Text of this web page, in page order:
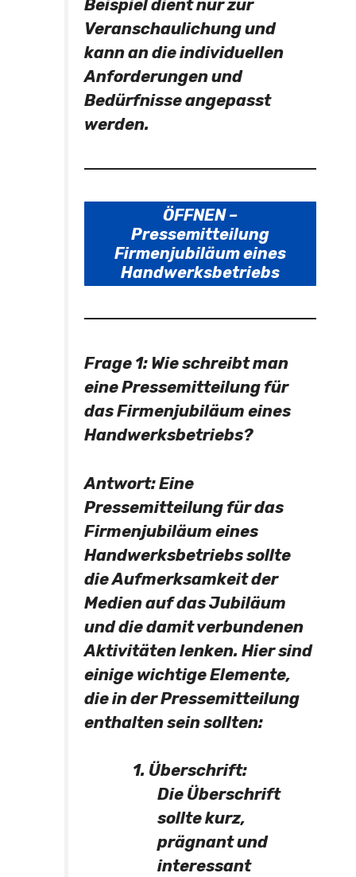
Beispiel dient nur zur
Veranschaulichung und
kann an die individuellen
Anforderungen und
Bedürfnisse angepasst
werden.
ÖFFNEN –
Pressemitteilung
Firmenjubiläum eines
Handwerksbetriebs
Frage 1: Wie schreibt man
eine Pressemitteilung für
das Firmenjubiläum eines
Handwerksbetriebs?
Antwort:Eine
Pressemitteilung für das
Firmenjubiläum eines
Handwerksbetriebs sollte
die Aufmerksamkeit der
Medien auf das Jubiläum
und die damit verbundenen
Aktivitäten lenken. Hier sind
einige wichtige Elemente,
die in der Pressemitteilung
enthalten sein sollten:
1. Überschrift:
Die Überschrift
sollte kurz,
prägnant und
interessant